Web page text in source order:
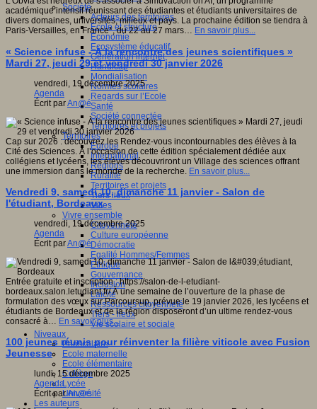
Société
Acteurs des territoires
Ecole et structure
Economie
Ecosystème éducatif
Génération internet
Handicap
Mondialisation
Normes scolaires
Regards sur l’Ecole
Santé
Société connectée
Territoires et projets
Territoires
Europe
International
Régions
Ruralité
Territoires et projets
Tiers lieux
Villes
Vivre ensemble
Citoyenneté
Culture européenne
Démocratie
Egalité Hommes/Femmes
Ethique
Gouvernance
Inclusion
Laïcité
Ressources citoyenneté
Tiers - lieux
Vie scolaire et sociale
Niveaux
Périscolaire
Ecole maternelle
Ecole élémentaire
Collège
Lycée
Université
Les auteurs
académique intensif réunissant des étudiantes et étudiants universitaires de
divers domaines, universités, milieux et pays. La prochaine édition se tiendra à
Paris-Versailles, en France*, du 22 au 27 mars… En savoir plus...
« Science infuse - À la rencontre des jeunes scientifiques »
Mardi 27, jeudi 29 et vendredi 30 janvier 2026
vendredi, 19 décembre 2025
Agenda
Écrit parAn@é
Cap sur 2026 : découvrez les Rendez-vous incontournables des élèves à la
Cité des Sciences. À l’occasion de cette édition spécialement dédiée aux
collégiens et lycéens, les élèves découvriront un Village des sciences offrant
une immersion dans le monde de la recherche. En savoir plus...
Vendredi 9, samedi 10, dimanche 11 janvier - Salon de
l'étudiant, Bordeaux
vendredi, 19 décembre 2025
Agenda
Écrit parAn@é
Entrée gratuite et inscription : https://salon-de-l-etudiant-
bordeaux.salon.letudiant.fr/ À une semaine de l’ouverture de la phase de
formulation des vœux sur Parcoursup, prévue le 19 janvier 2026, les lycéens et
étudiants de Bordeaux et de la région disposeront d’un ultime rendez-vous
consacré à… En savoir plus...
100 jeunes réunis pour réinventer la filière viticole avec Fusion
Jeunesse
lundi, 15 décembre 2025
Agenda
Écrit parAn@é